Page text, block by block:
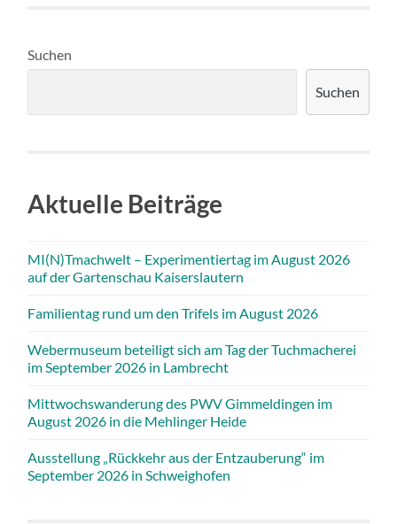
Suchen
Suchen
Aktuelle Beiträge
MI(N)Tmachwelt – Experimentiertag im August 2026
auf der Gartenschau Kaiserslautern
Familientag rund um den Trifels im August 2026
Webermuseum beteiligt sich am Tag der Tuchmacherei
im September 2026 in Lambrecht
Mittwochswanderung des PWV Gimmeldingen im
August 2026 in die Mehlinger Heide
Ausstellung „Rückkehr aus der Entzauberung“ im
September 2026 in Schweighofen